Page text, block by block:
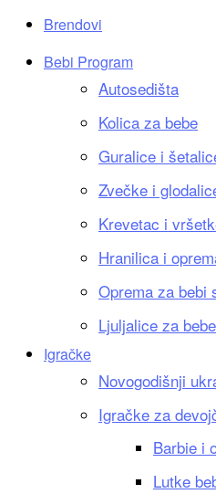
Brendovi
Bebi Program
Autosedišta
Kolica za bebe
Guralice i
Zvečke i
Krevetac i
Hranilica i
Oprema za bebi
Ljuljalice za bebe
Igračke
Novogodišnji
Igračke za
Barbie i
Lutke